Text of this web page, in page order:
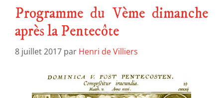
Programme du Vème dimanche
après la Pentecôte
8 juillet 2017 par Henri de Villiers